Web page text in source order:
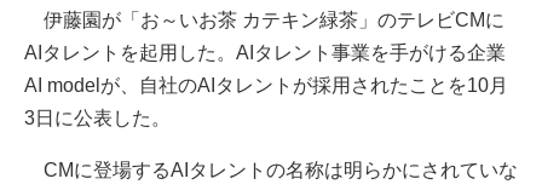
伊藤園が「お～いお茶 カテキン緑茶」のテレビCMに
AIタレントを起用した。AIタレント事業を手がける企業
AI modelが、自社のAIタレントが採用されたことを10月
3日に公表した。
CMに登場するAIタレントの名称は明らかにされていな